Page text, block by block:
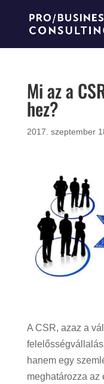
Mi az a
hez?
2017. szeptember
A CSR, azaz a
hanem egy
meghatározza az